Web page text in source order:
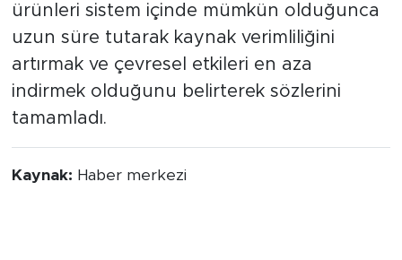
ürünleri sistem içinde mümkün olduğunca
uzun süre tutarak kaynak verimliliğini
artırmak ve çevresel etkileri en aza
indirmek olduğunu belirterek sözlerini
tamamladı.
Kaynak: Haber merkezi